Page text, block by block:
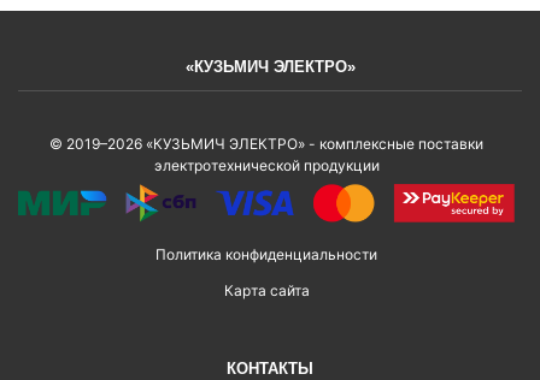
«КУЗЬМИЧ ЭЛЕКТРО»
© 2019–2026 «КУЗЬМИЧ ЭЛЕКТРО» - комплексные поставки
электротехнической продукции
Политика конфиденциальности
Карта сайта
КОНТАКТЫ